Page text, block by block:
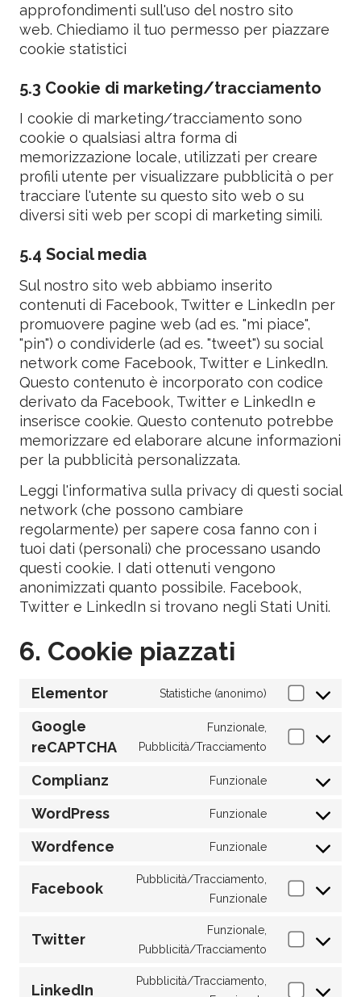
approfondimenti sull'uso del nostro sito
web. Chiediamo il tuo permesso per piazzare
cookie statistici
5.3 Cookie di marketing/tracciamento
I cookie di marketing/tracciamento sono
cookie o qualsiasi altra forma di
memorizzazione locale, utilizzati per creare
profili utente per visualizzare pubblicità o per
tracciare l'utente su questo sito web o su
diversi siti web per scopi di marketing simili.
5.4 Social media
Sul nostro sito web abbiamo inserito
contenuti di Facebook, Twitter e LinkedIn per
promuovere pagine web (ad es. "mi piace",
"pin") o condividerle (ad es. "tweet") su social
network come Facebook, Twitter e LinkedIn.
Questo contenuto è incorporato con codice
derivato da Facebook, Twitter e LinkedIn e
inserisce cookie. Questo contenuto potrebbe
memorizzare ed elaborare alcune informazioni
per la pubblicità personalizzata.
Leggi l'informativa sulla privacy di questi social
network (che possono cambiare
regolarmente) per sapere cosa fanno con i
tuoi dati (personali) che processano usando
questi cookie. I dati ottenuti vengono
anonimizzati quanto possibile. Facebook,
Twitter e LinkedIn si trovano negli Stati Uniti.
6. Cookie piazzati
Elementor Statistiche (anonimo)
Google
reCAPTCHA
Funzionale,
Pubblicità/Tracciamento
Complianz Funzionale
WordPress Funzionale
Wordfence Funzionale
Facebook
Pubblicità/Tracciamento,
Funzionale
Twitter
Funzionale,
Pubblicità/Tracciamento
LinkedIn
Pubblicità/Tracciamento,